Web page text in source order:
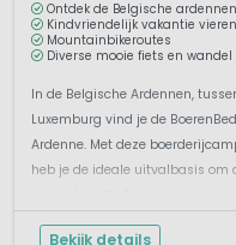
Ontdek de Belgische ardennen
Kindvriendelijk vakantie vieren
Mountainbikeroutes
Diverse mooie fiets en wandel
In de Belgische Ardennen,
Luxemburg vind je de
Ardenne. Met deze
heb je de ideale uitvalbasis
bo...
Bekijk details